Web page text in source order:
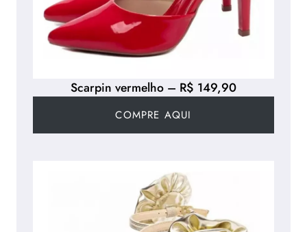
Scarpin vermelho – R$ 149,90
COMPRE AQUI